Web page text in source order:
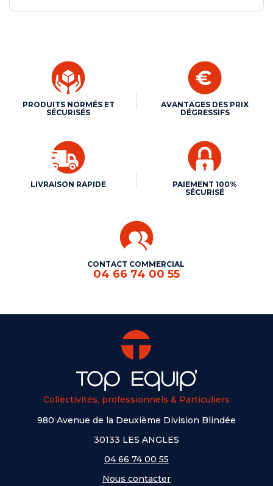
PRODUITS NORMÉS ET
SÉCURISÉS
AVANTAGES DES PRIX
DÉGRESSIFS
LIVRAISON RAPIDE
PAIEMENT 100%
SÉCURISÉ
CONTACT COMMERCIAL
04 66 74 00 55
Collectivités, professionnels & Particuliers
980 Avenue de la Deuxième Division Blindée
30133 LES ANGLES
04 66 74 00 55
Nous contacter